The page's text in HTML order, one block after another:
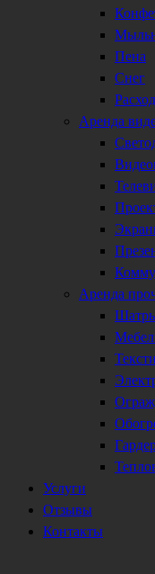
Пена
Снег
Аренда
Аренда
Услуги
Отзывы
Контакты